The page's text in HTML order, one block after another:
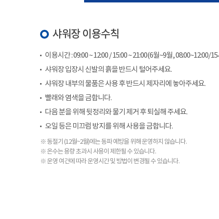
샤워장 이용수칙
이용시간 : 09:00 ~ 12:00 / 15:00 ~ 21:00(6월~9월, 08:00~12:00/
샤워장 입장시 신발의 흙을 반드시 털어주세요.
샤워장 내부의 물품은 사용 후 반드시 제자리에 놓아주세요.
빨래와 염색을 금합니다.
다음 분을 위해 뒷정리와 물기 제거 후 퇴실해 주세요.
오일 등은 미끄럼 방지를 위해 사용을 금합니다.
※ 동절기 (12월~2월)에는 동파 예방을 위해 운영하지 않습니다.
※ 온수는 용량 초과시 사용이 제한될 수 있습니다.
※ 운영 여건에 따라 운영시간 및 방법이 변경될 수 있습니다.